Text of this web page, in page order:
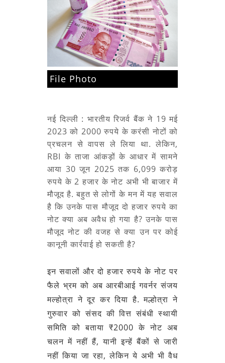
File Photo
नई दिल्ली : भारतीय रिजर्व बैंक ने 19 मई
2023 को 2000 रुपये के करंसी नोटों को
प्रचलन से वापस ले लिया था. लेकिन,
RBI के ताजा आंकड़ों के आधार में सामने
आया 30 जून 2025 तक 6,099 करोड़
रुपये के 2 हजार के नोट अभी भी बाजार में
मौजूद है. बहुत से लोगों के मन में यह सवाल
है कि उनके पास मौजूद दो हजार रुपये का
नोट क्‍या अब अवैध हो गया है? उनके पास
मौजूद नोट की वजह से क्‍या उन पर कोई
कानूनी कार्रवाई हो सकती है?
इन सवालों और दो हजार रुपये के नोट पर
फैले भ्रम को अब आरबीआई गवर्नर संजय
मल्‍होत्रा ने दूर कर दिया है. मल्होत्रा ने
गुरुवार को संसद की वित्त संबंधी स्थायी
समिति को बताया‍ ₹2000 के नोट अब
चलन में नहीं हैं, यानी इन्हें बैंकों से जारी
नहीं किया जा रहा, लेकिन ये अभी भी वैध